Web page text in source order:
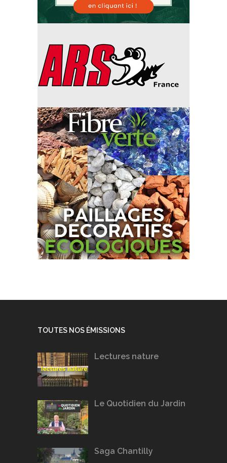
TOUTES NOS ÉMISSIONS
Lectures nature
Le Quotidien du Jardin
Saga Chantilly